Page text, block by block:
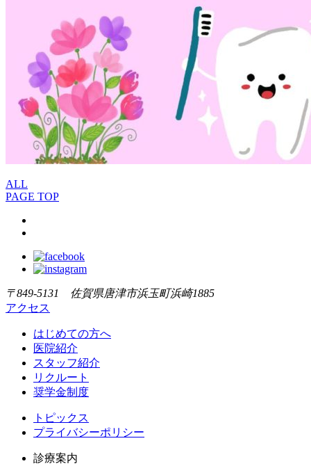
ALL
PAGE TOP
〒849-5131 佐賀県唐津市浜玉町浜崎1885
アクセス
はじめての方へ
医院紹介
スタッフ紹介
リクルート
奨学金制度
トピックス
プライバシーポリシー
診療案内